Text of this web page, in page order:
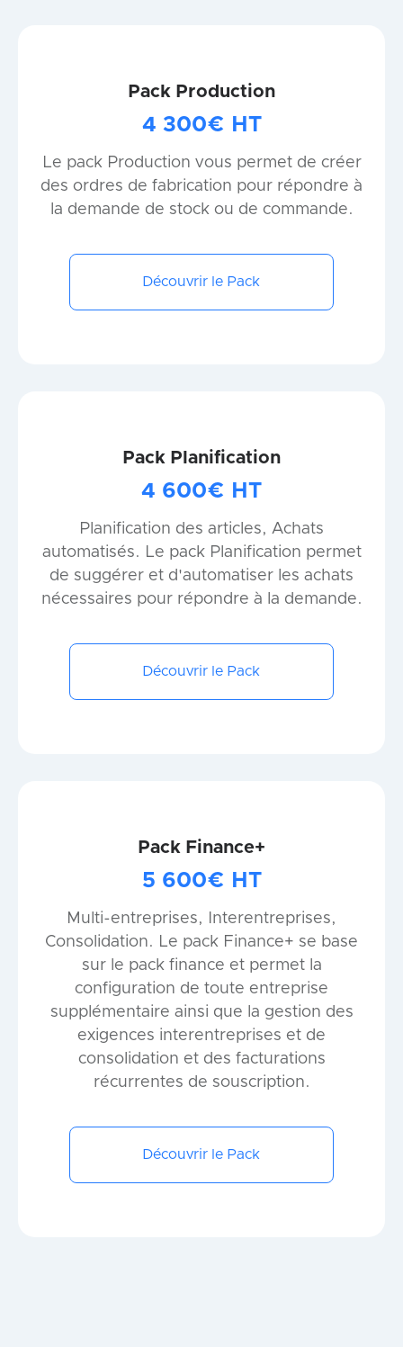
Pack Production
4 300€ HT
Le pack Production vous permet de créer
des ordres de fabrication pour répondre à
la demande de stock ou de commande.
Découvrir le Pack
Pack Planification
4 600€ HT
Planification des articles, Achats
automatisés. Le pack Planification permet
de suggérer et d'automatiser les achats
nécessaires pour répondre à la demande.
Découvrir le Pack
Pack Finance+
5 600€ HT
Multi-entreprises, Interentreprises,
Consolidation. Le pack Finance+ se base
sur le pack finance et permet la
configuration de toute entreprise
supplémentaire ainsi que la gestion des
exigences interentreprises et de
consolidation et des facturations
récurrentes de souscription.
Découvrir le Pack